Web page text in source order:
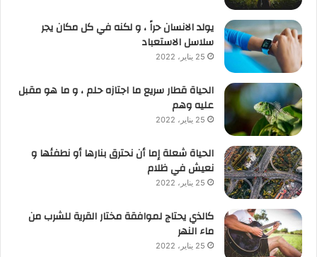
يولد الانسان حراً ، و لكنه في كل مكان يجر
سلاسل الاستعباد
25 يناير، 2022
الحياة قطار سريع ما اجتازه حلم ، و ما هو مقبل
عليه وهم
25 يناير، 2022
الحياة شعلة إما أن نحترق بنارها أو نطفئها و
نعيش في ظلام
25 يناير، 2022
كالذي يحتاج لموافقة مختار القرية للشرب من
ماء النهر
25 يناير، 2022